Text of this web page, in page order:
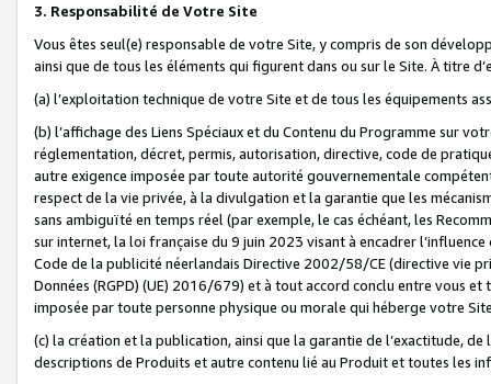
3. Responsabilité de Votre Site
Vous êtes seul(e) responsable de votre Site, y compris de son
ainsi que de tous les éléments qui figurent dans ou sur le Site. À titre
(a) l’exploitation technique de votre Site et de tous les équipements
(b) l’affichage des Liens Spéciaux et du Contenu du Programme sur
réglementation, décret, permis, autorisation, directive, code de
autre exigence imposée par toute autorité gouvernementale
respect de la vie privée, à la divulgation et la garantie que les
sans ambiguïté en temps réel (par exemple, le cas échéant, les
sur internet, la loi française du 9 juin 2023 visant à encadrer
Code de la publicité néerlandais Directive 2002/58/CE (directive vie
Données (RGPD) (UE) 2016/679) et à tout accord conclu entre vous
imposée par toute personne physique ou morale qui héberge votre
(c) la création et la publication, ainsi que la garantie de l’exactitude,
descriptions de Produits et autre contenu lié au Produit et toutes les